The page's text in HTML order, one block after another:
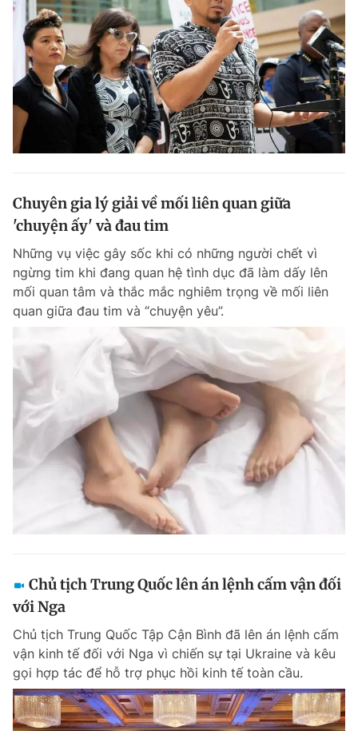
Chuyên gia lý giải về mối liên quan giữa
'chuyện ấy' và đau tim
Những vụ việc gây sốc khi có những người chết vì
ngừng tim khi đang quan hệ tình dục đã làm dấy lên
mối quan tâm và thắc mắc nghiêm trọng về mối liên
quan giữa đau tim và “chuyện yêu”.
Chủ tịch Trung Quốc lên án lệnh cấm vận đối
với Nga
Chủ tịch Trung Quốc Tập Cận Bình đã lên án lệnh cấm
vận kinh tế đối với Nga vì chiến sự tại Ukraine và kêu
gọi hợp tác để hỗ trợ phục hồi kinh tế toàn cầu.